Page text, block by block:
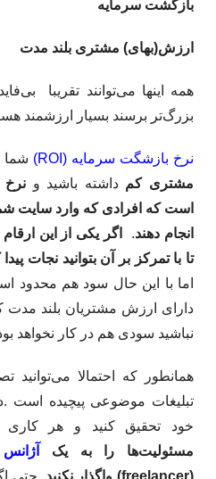
بازگشت سرمایه
ارزش(بهای) مشتری بلند مدت
همه اینها می‌توانند تقریبا
بزرگ‌تر برسند بسیار ارزشمند
نرخ بازشگت سرمایه (ROI) شما
مشتری کم داشته باشید و نرخ
است که افرادی که وارد سایت
انجام دهند. ​
اگر یکی از این
تا با تمرکز بر آن بتوانید نجات
اما با این حال سود هم محدود
دارای ارزش مشتریان بلند مدت
نباشید سودی هم در کار نخواهد
همانطور که احتمالا می‌توانید
تبلیغات موضوعی پیچیده است
خود تحقیق کنید و هر کاری
مسئولیت‌ها را به یک
آژانس